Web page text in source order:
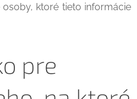
osoby, ktoré tieto informácie
pre